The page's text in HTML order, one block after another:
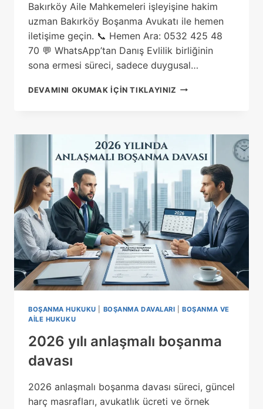
Bakırköy Aile Mahkemeleri işleyişine hakim
uzman Bakırköy Boşanma Avukatı ile hemen
iletişime geçin. 📞 Hemen Ara: 0532 425 48
70 💬 WhatsApp’tan Danış Evlilik birliğinin
sona ermesi süreci, sadece duygusal…
DEVAMINI OKUMAK IÇIN TIKLAYINIZ BAKIRKÖY
REHBERI
BOŞANMA HUKUKU BOŞANMA DAVALARI |BOŞANMA VE
AILE HUKUKU
2026 yılı anlaşmalı boşanma
davası
2026 anlaşmalı boşanma davası süreci, güncel
harç masrafları, avukatlık ücreti ve örnek